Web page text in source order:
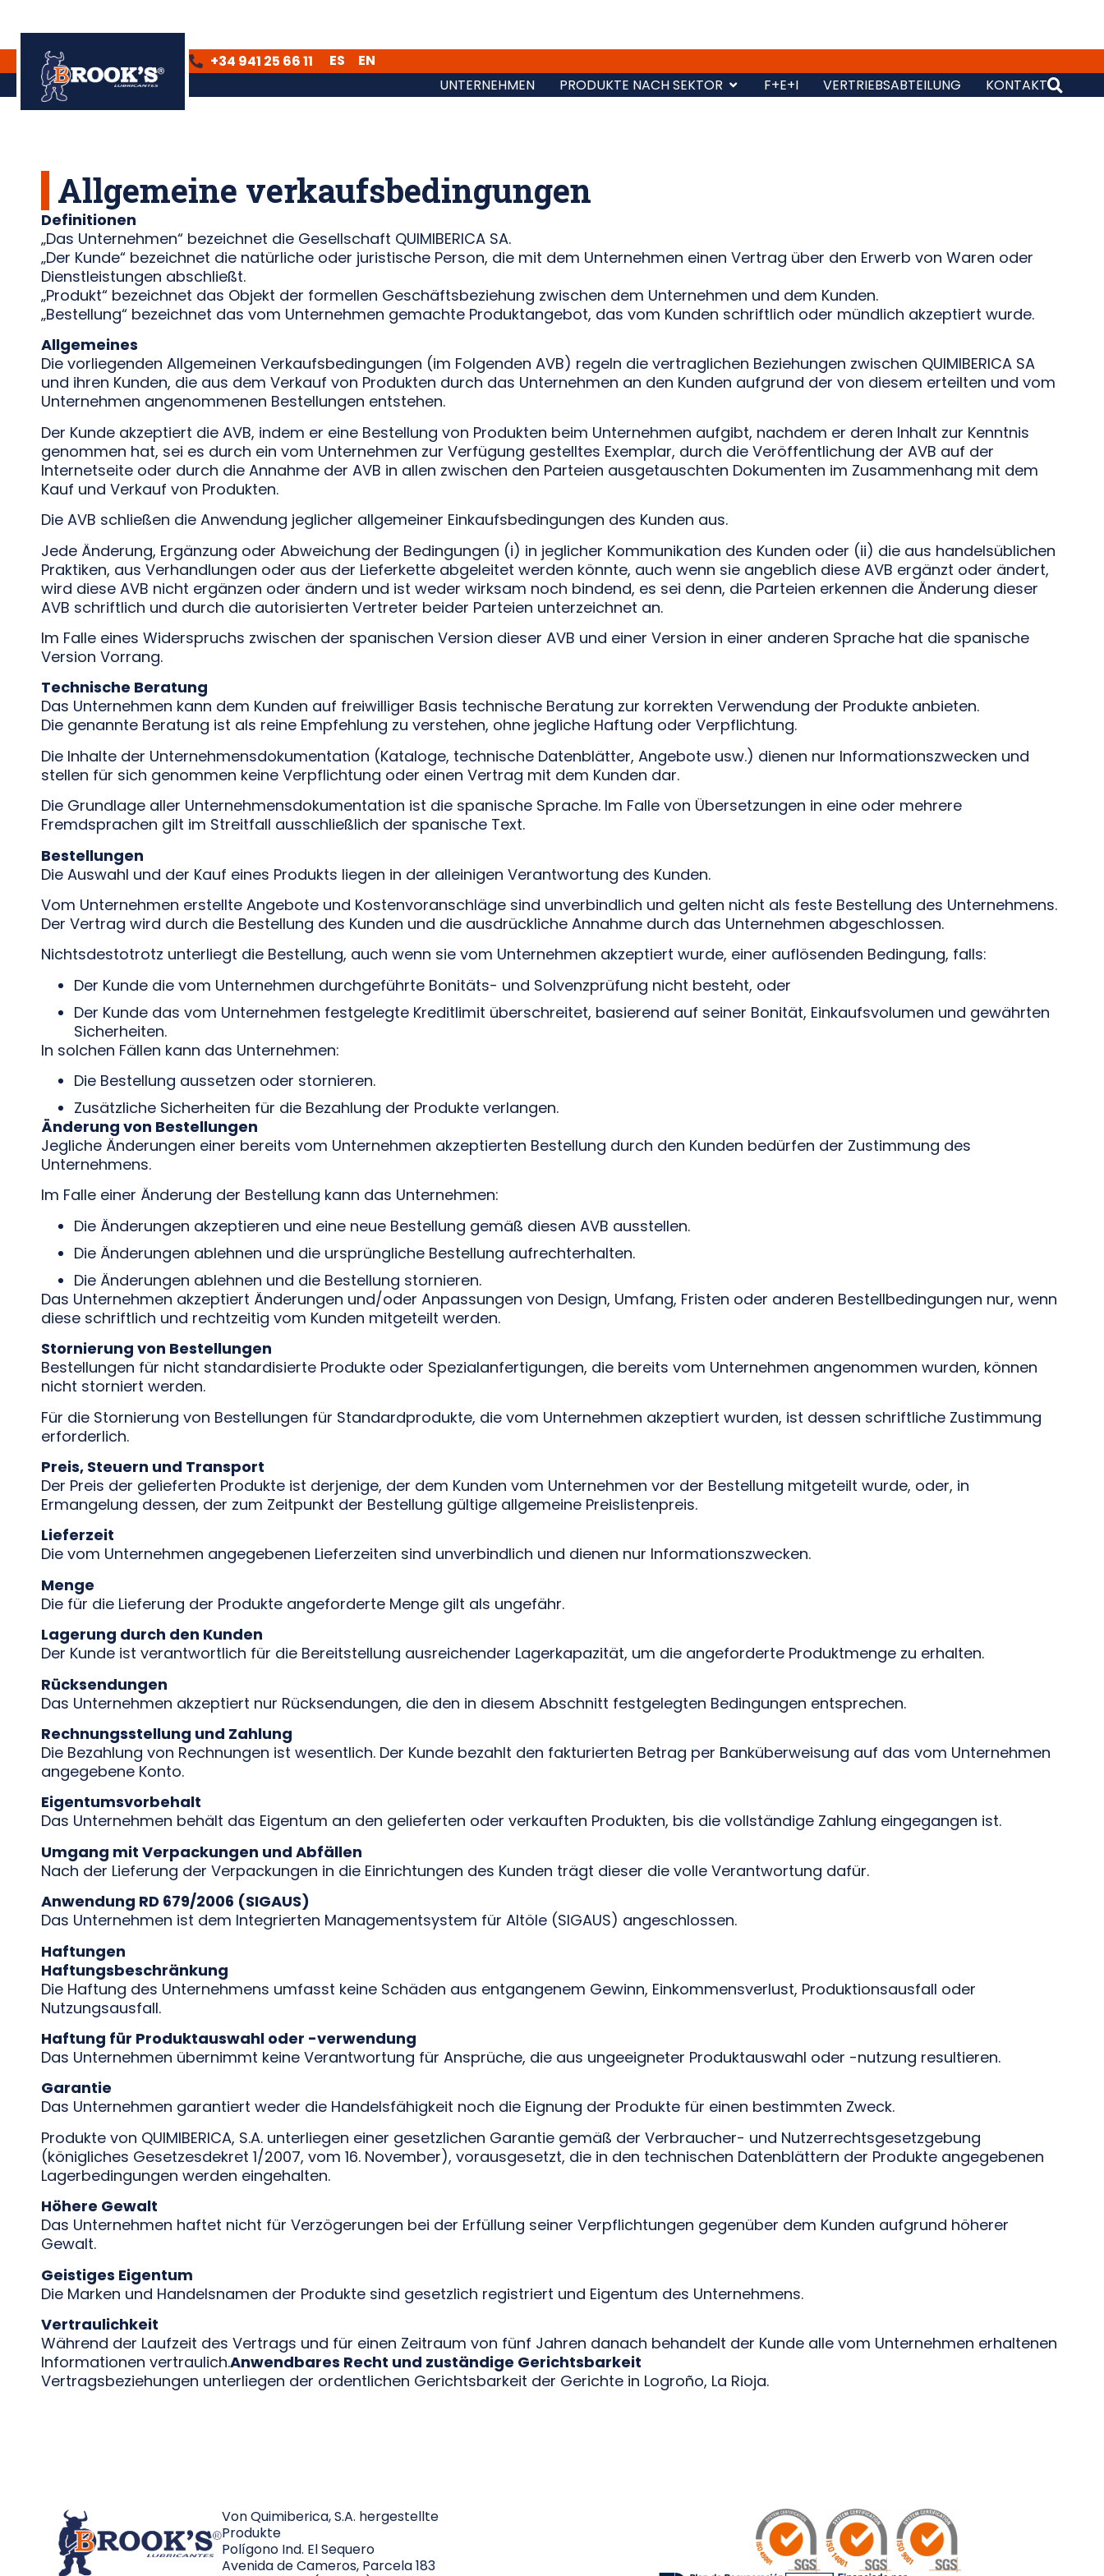
+34 941 25 66 11 ES
EN
UNTERNEHMEN
PRODUKTE NACH SEKTOR F+E+I VERTRIEBSABTEILUNG KONTAKT
Allgemeine verkaufsbedingungen
Definitionen
„Das Unternehmen“ bezeichnet die Gesellschaft QUIMIBERICA SA.
„Der Kunde“ bezeichnet die natürliche oder juristische Person, die mit dem Unternehmen einen Vertrag über den Erwerb von Waren oder
Dienstleistungen abschließt.
„Produkt“ bezeichnet das Objekt der formellen Geschäftsbeziehung zwischen dem Unternehmen und dem Kunden.
„Bestellung“ bezeichnet das vom Unternehmen gemachte Produktangebot, das vom Kunden schriftlich oder mündlich akzeptiert wurde.
Allgemeines
Die vorliegenden Allgemeinen Verkaufsbedingungen (im Folgenden AVB) regeln die vertraglichen Beziehungen zwischen QUIMIBERICA SA
und ihren Kunden, die aus dem Verkauf von Produkten durch das Unternehmen an den Kunden aufgrund der von diesem erteilten und vom
Unternehmen angenommenen Bestellungen entstehen.
Der Kunde akzeptiert die AVB, indem er eine Bestellung von Produkten beim Unternehmen aufgibt, nachdem er deren Inhalt zur Kenntnis
genommen hat, sei es durch ein vom Unternehmen zur Verfügung gestelltes Exemplar, durch die Veröffentlichung der AVB auf der
Internetseite oder durch die Annahme der AVB in allen zwischen den Parteien ausgetauschten Dokumenten im Zusammenhang mit dem
Kauf und Verkauf von Produkten.
Die AVB schließen die Anwendung jeglicher allgemeiner Einkaufsbedingungen des Kunden aus.
Jede Änderung, Ergänzung oder Abweichung der Bedingungen (i) in jeglicher Kommunikation des Kunden oder (ii) die aus handelsüblichen
Praktiken, aus Verhandlungen oder aus der Lieferkette abgeleitet werden könnte, auch wenn sie angeblich diese AVB ergänzt oder ändert,
wird diese AVB nicht ergänzen oder ändern und ist weder wirksam noch bindend, es sei denn, die Parteien erkennen die Änderung dieser
AVB schriftlich und durch die autorisierten Vertreter beider Parteien unterzeichnet an.
Im Falle eines Widerspruchs zwischen der spanischen Version dieser AVB und einer Version in einer anderen Sprache hat die spanische
Version Vorrang.
Technische Beratung
Das Unternehmen kann dem Kunden auf freiwilliger Basis technische Beratung zur korrekten Verwendung der Produkte anbieten.
Die genannte Beratung ist als reine Empfehlung zu verstehen, ohne jegliche Haftung oder Verpflichtung.
Die Inhalte der Unternehmensdokumentation (Kataloge, technische Datenblätter, Angebote usw.) dienen nur Informationszwecken und
stellen für sich genommen keine Verpflichtung oder einen Vertrag mit dem Kunden dar.
Die Grundlage aller Unternehmensdokumentation ist die spanische Sprache. Im Falle von Übersetzungen in eine oder mehrere
Fremdsprachen gilt im Streitfall ausschließlich der spanische Text.
Bestellungen
Die Auswahl und der Kauf eines Produkts liegen in der alleinigen Verantwortung des Kunden.
Vom Unternehmen erstellte Angebote und Kostenvoranschläge sind unverbindlich und gelten nicht als feste Bestellung des Unternehmens.
Der Vertrag wird durch die Bestellung des Kunden und die ausdrückliche Annahme durch das Unternehmen abgeschlossen.
Nichtsdestotrotz unterliegt die Bestellung, auch wenn sie vom Unternehmen akzeptiert wurde, einer auflösenden Bedingung, falls:
Der Kunde die vom Unternehmen durchgeführte Bonitäts- und Solvenzprüfung nicht besteht, oder
Der Kunde das vom Unternehmen festgelegte Kreditlimit überschreitet, basierend auf seiner Bonität, Einkaufsvolumen und gewährten
Sicherheiten.
In solchen Fällen kann das Unternehmen:
Die Bestellung aussetzen oder stornieren.
Zusätzliche Sicherheiten für die Bezahlung der Produkte verlangen.
Änderung von Bestellungen
Jegliche Änderungen einer bereits vom Unternehmen akzeptierten Bestellung durch den Kunden bedürfen der Zustimmung des
Unternehmens.
Im Falle einer Änderung der Bestellung kann das Unternehmen:
Die Änderungen akzeptieren und eine neue Bestellung gemäß diesen AVB ausstellen.
Die Änderungen ablehnen und die ursprüngliche Bestellung aufrechterhalten.
Die Änderungen ablehnen und die Bestellung stornieren.
Das Unternehmen akzeptiert Änderungen und/oder Anpassungen von Design, Umfang, Fristen oder anderen Bestellbedingungen nur, wenn
diese schriftlich und rechtzeitig vom Kunden mitgeteilt werden.
Stornierung von Bestellungen
Bestellungen für nicht standardisierte Produkte oder Spezialanfertigungen, die bereits vom Unternehmen angenommen wurden, können
nicht storniert werden.
Für die Stornierung von Bestellungen für Standardprodukte, die vom Unternehmen akzeptiert wurden, ist dessen schriftliche Zustimmung
erforderlich.
Preis, Steuern und Transport
Der Preis der gelieferten Produkte ist derjenige, der dem Kunden vom Unternehmen vor der Bestellung mitgeteilt wurde, oder, in
Ermangelung dessen, der zum Zeitpunkt der Bestellung gültige allgemeine Preislistenpreis.
Lieferzeit
Die vom Unternehmen angegebenen Lieferzeiten sind unverbindlich und dienen nur Informationszwecken.
Menge
Die für die Lieferung der Produkte angeforderte Menge gilt als ungefähr.
Lagerung durch den Kunden
Der Kunde ist verantwortlich für die Bereitstellung ausreichender Lagerkapazität, um die angeforderte Produktmenge zu erhalten.
Rücksendungen
Das Unternehmen akzeptiert nur Rücksendungen, die den in diesem Abschnitt festgelegten Bedingungen entsprechen.
Rechnungsstellung und Zahlung
Die Bezahlung von Rechnungen ist wesentlich. Der Kunde bezahlt den fakturierten Betrag per Banküberweisung auf das vom Unternehmen
angegebene Konto.
Eigentumsvorbehalt
Das Unternehmen behält das Eigentum an den gelieferten oder verkauften Produkten, bis die vollständige Zahlung eingegangen ist.
Umgang mit Verpackungen und Abfällen
Nach der Lieferung der Verpackungen in die Einrichtungen des Kunden trägt dieser die volle Verantwortung dafür.
Anwendung RD 679/2006 (SIGAUS)
Das Unternehmen ist dem Integrierten Managementsystem für Altöle (SIGAUS) angeschlossen.
Haftungen
Haftungsbeschränkung
Die Haftung des Unternehmens umfasst keine Schäden aus entgangenem Gewinn, Einkommensverlust, Produktionsausfall oder
Nutzungsausfall.
Haftung für Produktauswahl oder -verwendung
Das Unternehmen übernimmt keine Verantwortung für Ansprüche, die aus ungeeigneter Produktauswahl oder -nutzung resultieren.
Garantie
Das Unternehmen garantiert weder die Handelsfähigkeit noch die Eignung der Produkte für einen bestimmten Zweck.
Produkte von QUIMIBERICA, S.A. unterliegen einer gesetzlichen Garantie gemäß der Verbraucher- und Nutzerrechtsgesetzgebung
(königliches Gesetzesdekret 1/2007, vom 16. November), vorausgesetzt, die in den technischen Datenblättern der Produkte angegebenen
Lagerbedingungen werden eingehalten.
Höhere Gewalt
Das Unternehmen haftet nicht für Verzögerungen bei der Erfüllung seiner Verpflichtungen gegenüber dem Kunden aufgrund höherer
Gewalt.
Geistiges Eigentum
Die Marken und Handelsnamen der Produkte sind gesetzlich registriert und Eigentum des Unternehmens.
Vertraulichkeit
Während der Laufzeit des Vertrags und für einen Zeitraum von fünf Jahren danach behandelt der Kunde alle vom Unternehmen erhaltenen
Informationen vertraulich.Anwendbares Recht und zuständige Gerichtsbarkeit
Vertragsbeziehungen unterliegen der ordentlichen Gerichtsbarkeit der Gerichte in Logroño, La Rioja.
Von Quimiberica, S.A. hergestellte
Produkte
Polígono Ind. El Sequero
Avenida de Cameros, Parcela 183